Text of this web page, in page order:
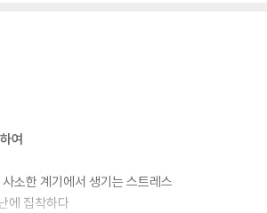
. 그래서 스스로의 예민함을 부정하거나, 사소
와 흥분을 진지하게 받아들이지 않고 부적절하
자는 자신의 진료실을 찾아온 내담자들의 이야기
제안한다. 우리는 저자가 제시하는 다양한 방식
강점을 또렷이 인지하게 된다. 그리고 그 과정
기와 코끼리를 보다 호의적으로 다룰 수 있게 된
여
소한 계기에서 생기는 스트레스
에 집착하다